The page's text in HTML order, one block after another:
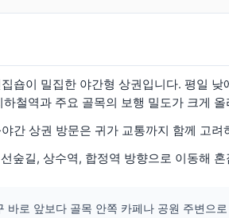
숍이 밀집한 야간형 상권입니다. 평일 낮
철역과 주요 골목의 보행 밀도가 크게 올
간 상권 방문은 귀가 교통까지 함께 고려
숲길, 상수역, 합정역 방향으로 이동해
바로 앞보다 골목 안쪽 카페나 공원 주변으